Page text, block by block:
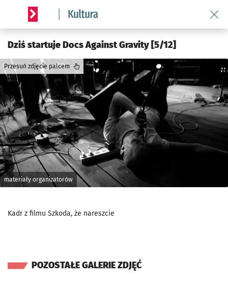
Serwis informacyjny wroclaw.pl podserwis: Kultura
Dziś startuje Docs Against Gravity [5/12]
materiały organizatorów
Przesuń zdjęcie palcem
Kadr z filmu Szkoda, że nareszcie
POZOSTAŁE GALERIE ZDJĘĆ